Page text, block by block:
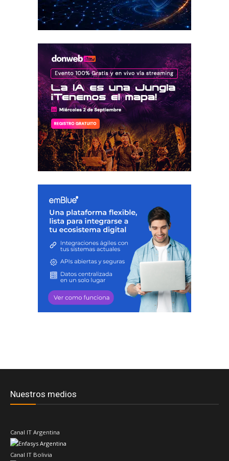
Nuestros medios
Canal IT Argentina
Canal IT Bolivia